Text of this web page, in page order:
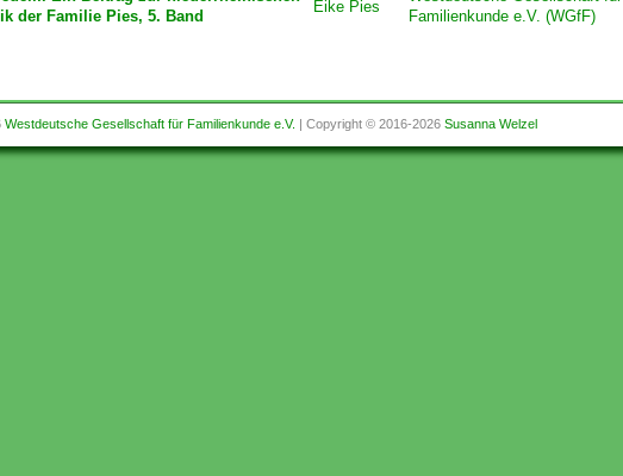
der Familie Pies, 5. Band
Eike Pies
Familienkunde e.V. (WGfF)
Westdeutsche Gesellschaft für Familienkunde e.V. | Copyright © 2016-2026Susanna Welzel